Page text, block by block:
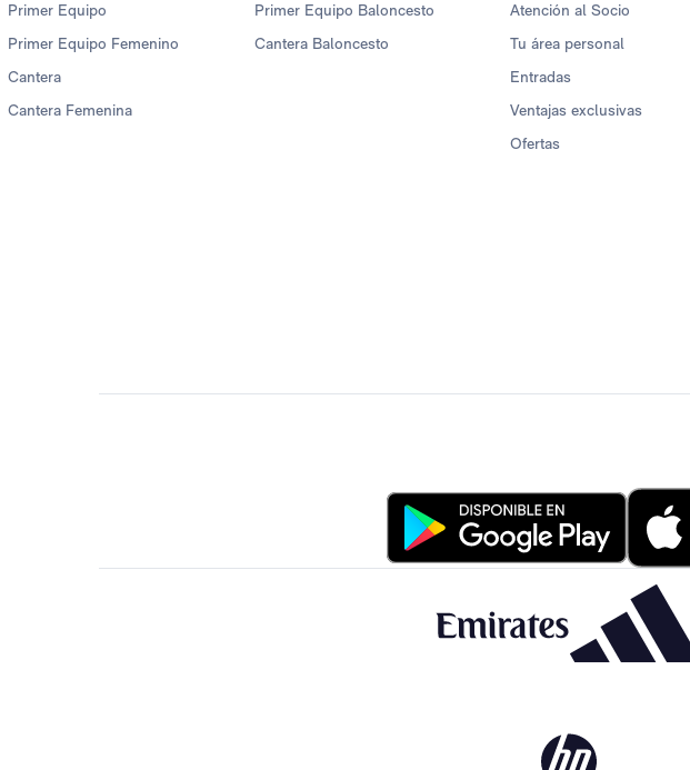
Primer Equipo
Primer Equipo Femenino
Cantera
Cantera Femenina
Primer Equipo Baloncesto
Cantera Baloncesto
Atención al Socio
Tu área personal
Entradas
Ventajas exclusivas
Ofertas